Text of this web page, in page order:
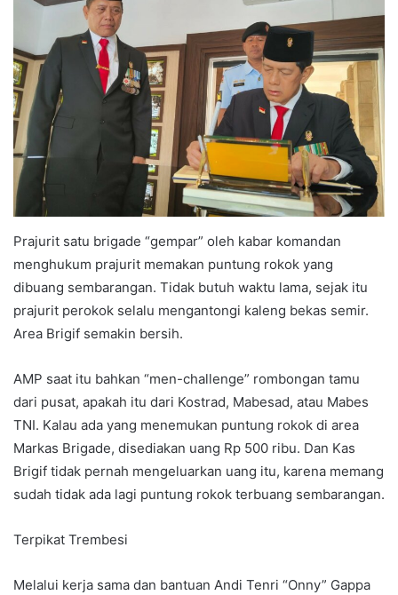
Prajurit satu brigade “gempar” oleh kabar komandan
menghukum prajurit memakan puntung rokok yang
dibuang sembarangan. Tidak butuh waktu lama, sejak itu
prajurit perokok selalu mengantongi kaleng bekas semir.
Area Brigif semakin bersih.
AMP saat itu bahkan “men-challenge” rombongan tamu
dari pusat, apakah itu dari Kostrad, Mabesad, atau Mabes
TNI. Kalau ada yang menemukan puntung rokok di area
Markas Brigade, disediakan uang Rp 500 ribu. Dan Kas
Brigif tidak pernah mengeluarkan uang itu, karena memang
sudah tidak ada lagi puntung rokok terbuang sembarangan.
Terpikat Trembesi
Melalui kerja sama dan bantuan Andi Tenri “Onny” Gappa